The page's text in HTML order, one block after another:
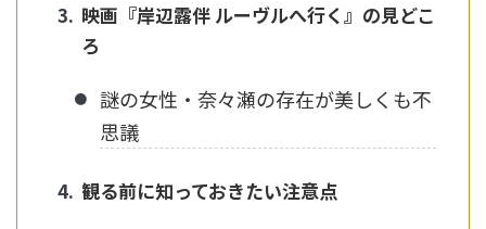
映画『岸辺露伴 ルーヴルへ行く』の見どこ
ろ
謎の女性・奈々瀬の存在が美しくも不
思議
観る前に知っておきたい注意点